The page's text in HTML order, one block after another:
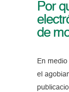
Por
de
En
el